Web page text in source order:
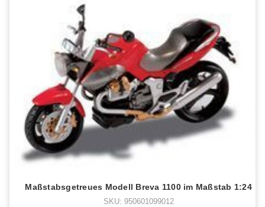
Maßstabsgetreues Modell Breva 1100 im Maßstab 1:24
SKU: 950601099012